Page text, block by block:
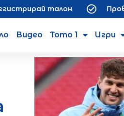
талон
Видео Тото 1 Игри